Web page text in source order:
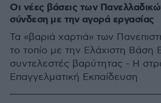
Οι νέες βάσεις των
σύνδεση με την αγορά εργασίας
Τα «βαριά χαρτιά» των
το τοπίο με την Ελάχιστη Βάση
συντελεστές βαρύτητας - Η
Επαγγελματική Εκπαίδευση